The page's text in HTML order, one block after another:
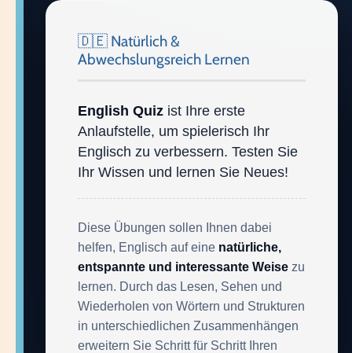
🇩🇪 Natürlich &
Abwechslungsreich Lernen
English Quiz ist Ihre erste
Anlaufstelle, um spielerisch Ihr
Englisch zu verbessern. Testen Sie
Ihr Wissen und lernen Sie Neues!
Diese Übungen sollen Ihnen dabei
helfen, Englisch auf eine natürliche,
entspannte und interessante Weise zu
lernen. Durch das Lesen, Sehen und
Wiederholen von Wörtern und Strukturen
in unterschiedlichen Zusammenhängen
erweitern Sie Schritt für Schritt Ihren